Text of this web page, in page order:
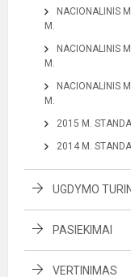
NACIONALINIS
M.
NACIONALINIS
M.
NACIONALINIS
M.
2015 M.
2014 M.
UGDYMO
PASIEKIMAI
VERTINIMAS